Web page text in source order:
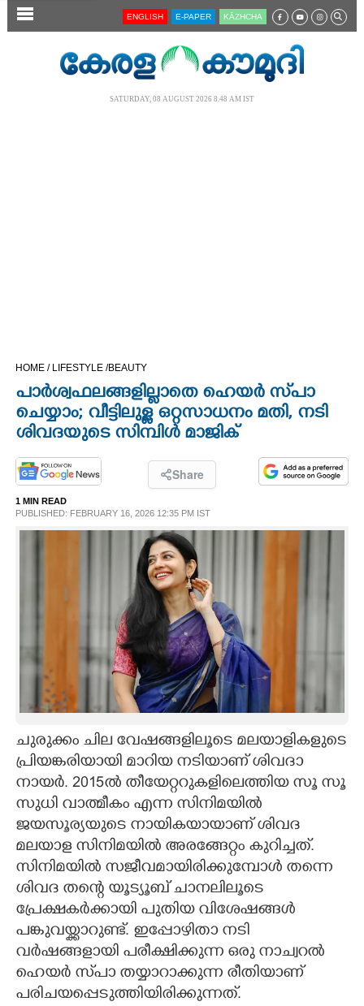
SECTIONS
OPINION
PHOTOS
LIFESTYLE
ASTRO
CARTOONS
LITERATURE
ZOOM
CONTACT US
ENGLISH E-PAPER KĀZHCHA
SATURDAY, 08 AUGUST 2026 8.48 AM IST
HOME / LIFESTYLE /BEAUTY
പാർശ്വഫലങ്ങളില്ലാതെ ഹെയർ സ്‌പാ
ചെയ്യാം; വീട്ടിലുള്ള ഒറ്റസാധനം മതി, നടി
ശിവദയുടെ സിമ്പിൾ മാജിക്
Share
1 MIN READ
PUBLISHED: FEBRUARY 16, 2026 12:35 PM IST
ചുരുക്കം ചില വേഷങ്ങളിലൂടെ മലയാളികളുടെ
പ്രിയങ്കരിയായി മാറിയ നടിയാണ് ശിവദാ
നായർ. 2015ൽ തീയേറ്ററുകളിലെത്തിയ സൂ സൂ
സുധി വാത്മീകം എന്ന സിനിമയിൽ
ജയസൂര്യയുടെ നായികയായാണ് ശിവദ
മലയാള സിനിമയിൽ അരങ്ങേറ്റം കുറിച്ചത്.
സിനിമയിൽ സജീവമായിരിക്കുമ്പോൾ തന്നെ
ശിവദ തന്റെ യൂട്യൂബ് ചാനലിലൂടെ
പ്രേക്ഷകർക്കായി പുതിയ വിശേഷങ്ങൾ
പങ്കുവയ്ക്കാറുണ്ട്. ഇപ്പോഴിതാ നടി
വർഷങ്ങളായി പരീക്ഷിക്കുന്ന ഒരു നാച്വറൽ
ഹെയർ സ്‌പാ തയ്യാറാക്കുന്ന രീതിയാണ്
പരിചയപ്പെടുത്തിയിരിക്കുന്നത്.